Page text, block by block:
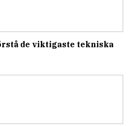
de viktigaste tekniska